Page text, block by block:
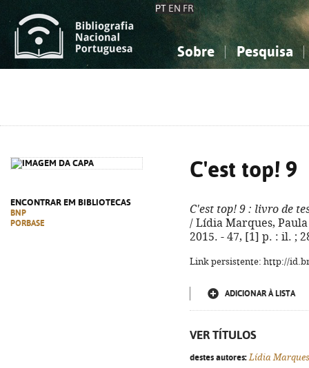
PT EN FR
Sobre Pesquisa
ENCONTRAR EM BIBLIOTECAS
BNP
PORBASE
C'est top! 9
C'est top! 9 : livro de
/ Lídia Marques, Paula
2015. - 47, [1] p. : il. ;
Link persistente: http://
ADICIONAR À LISTA
VER TÍTULOS
destes autores: Lídia Marques